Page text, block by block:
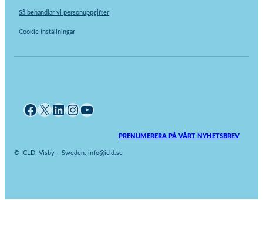
Så behandlar vi personuppgifter
Cookie inställningar
Facebook X LinkedIn InstagramYouTube
PRENUMERERA PÅ VÅRT NYHETSBREV
© ICLD, Visby – Sweden. info@icld.se